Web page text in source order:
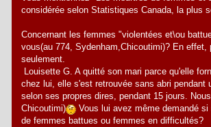
considérée selon Statistiques Canada, la plus
Concernant les femmes "violentées et\ou
vous(au 774, Sydenham,Chicoutimi)? En
seulement.
Louisette G. A quitté son mari parce qu'elle
chez lui, elle s'est retrouvée sans abri
selon ses propres dires, pendant 15 jours.
Chicoutimi)
Vous lui avez même demandé
de femmes battues ou femmes en difficultés?